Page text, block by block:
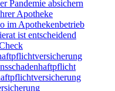
Pandemie absichern
Apotheke
im Apothekenbetrieb
ist entscheidend